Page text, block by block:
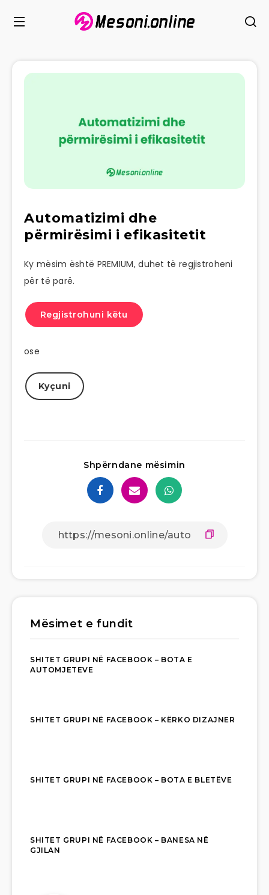
Automatizimi dhe
përmirësimi i efikasitetit
Ky mësim është PREMIUM, duhet të regjistroheni
për të parë.
Regjistrohuni këtu
ose
Kyçuni
Shpërndane mësimin
Mësimet e fundit
SHITET GRUPI NË FACEBOOK – BOTA E
AUTOMJETEVE
SHITET GRUPI NË FACEBOOK – KËRKO DIZAJNER
SHITET GRUPI NË FACEBOOK – BOTA E BLETËVE
SHITET GRUPI NË FACEBOOK – BANESA NË
GJILAN